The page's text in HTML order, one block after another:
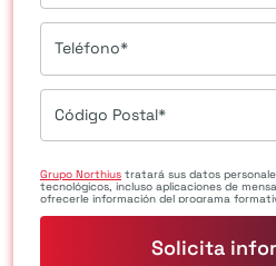
Teléfono*
Código Postal*
Grupo Northius tratará sus datos
tecnológicos, incluso aplicaciones de
ofrecerle información del programa
tramitar la contratación correspondiente.
puedan hacerle llegar la mejor oferta de
petición. Quedan reconocidos los